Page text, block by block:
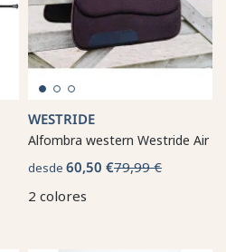
WESTRIDE
Alfombra western Westride Air
desde 60,50 €79,99 €
2 colores